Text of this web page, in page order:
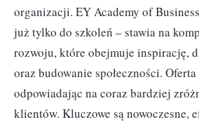
organizacji. EY Academy of
już tylko do szkoleń – stawia na
rozwoju, które obejmuje inspirację,
oraz budowanie społeczności.
odpowiadając na coraz bardziej
klientów. Kluczowe są nowoczesne,